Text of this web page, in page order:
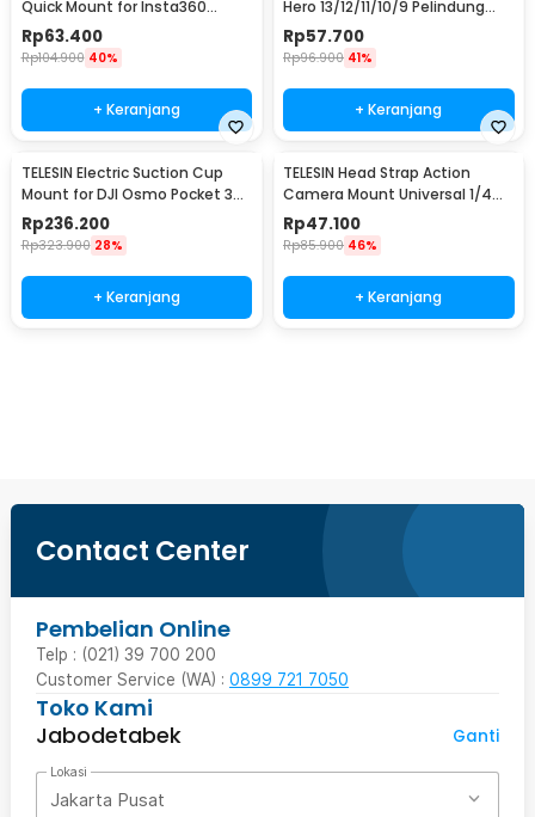
Quick Mount for Insta360
ACE/ACE PRO - S7-JBK-06-TIS
Rp63.400
Rp104.900 40%
+ Keranjang
Hero 13/12/11/10/9 Pelindung
Kamera Aksi - S6-PTC-010-
TGP
Rp57.700
Rp96.900 41%
+ Keranjang
TELESIN Electric Suction Cup
Mount for DJI Osmo Pocket 3
Dual Ball - S3-SUS-07
Rp236.200
Rp323.900 28%
+ Keranjang
TELESIN Head Strap Action
Camera Mount Universal 1/4
Adjustable - GP-HMS-T04
Rp47.100
Rp85.900 46%
+ Keranjang
Contact Center
Pembelian Online
Telp : (021) 39 700 200
Customer Service (WA) : 0899 721 7050
Toko Kami
Jabodetabek
Ganti
Lokasi
Jakarta Pusat